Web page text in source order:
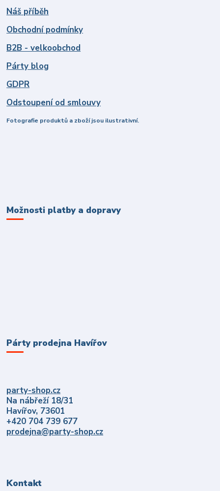
Náš příběh
Obchodní podmínky
B2B - velkoobchod
Párty blog
GDPR
Odstoupení od smlouvy
Fotografie produktů a zboží jsou ilustrativní.
Možnosti platby a dopravy
Párty prodejna Havířov
party-shop.cz
Na nábřeží 18/31
Havířov, 73601
+420 704 739 677
prodejna@party-shop.cz
Kontakt